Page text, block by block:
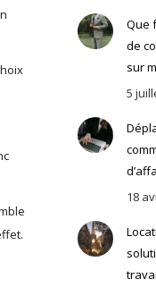
Que
de
sur
5
18